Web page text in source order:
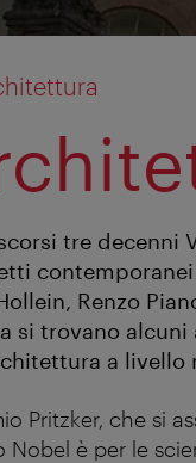
tre decenni
contemporanei
Renzo
si trovano
a
Pritzker, che si
Nobel è per le